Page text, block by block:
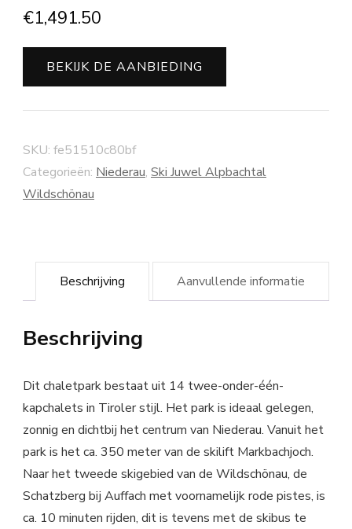
€1,491.50
BEKIJK DE AANBIEDING
SKU: fe51510c80bf
Categorieën: Niederau, Ski Juwel Alpbachtal
Wildschönau
Beschrijving Aanvullende informatie
Beschrijving
Dit chaletpark bestaat uit 14 twee-onder-één-
kapchalets in Tiroler stijl. Het park is ideaal gelegen,
zonnig en dichtbij het centrum van Niederau. Vanuit het
park is het ca. 350 meter van de skilift Markbachjoch.
Naar het tweede skigebied van de Wildschönau, de
Schatzberg bij Auffach met voornamelijk rode pistes, is
ca. 10 minuten rijden, dit is tevens met de skibus te